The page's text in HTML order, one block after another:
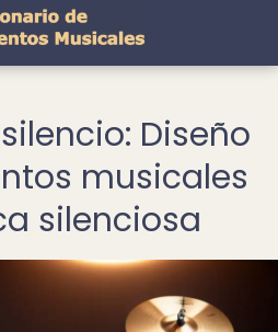
Diseño
musicales
silenciosa